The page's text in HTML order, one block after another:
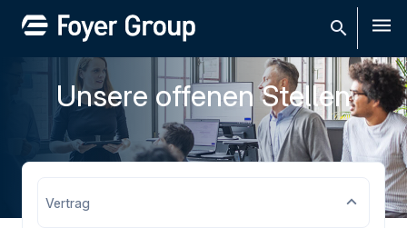
Unsere offenen Stellen
Vertrag